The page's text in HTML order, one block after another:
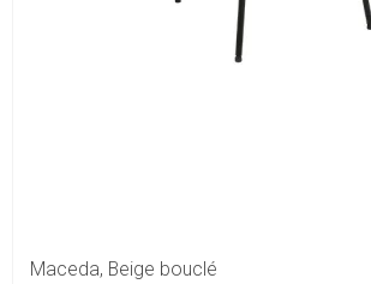
Maceda, Beige bouclé